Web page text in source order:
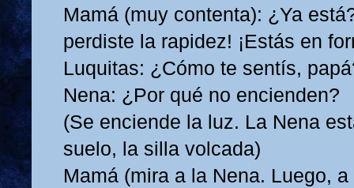
Mamá (muy contenta): ¿Ya
perdiste la rapidez! ¡Estás en
Luquitas: ¿Cómo te sentís,
Nena: ¿Por qué no encienden?
(Se enciende la luz. La Nena
suelo, la silla volcada)
Mamá (mira a la Nena. Luego,